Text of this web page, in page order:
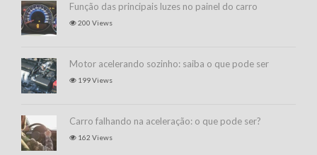
Função das principais luzes no painel do carro
200 Views
Motor acelerando sozinho: saiba o que pode ser
199 Views
Carro falhando na aceleração: o que pode ser?
162 Views